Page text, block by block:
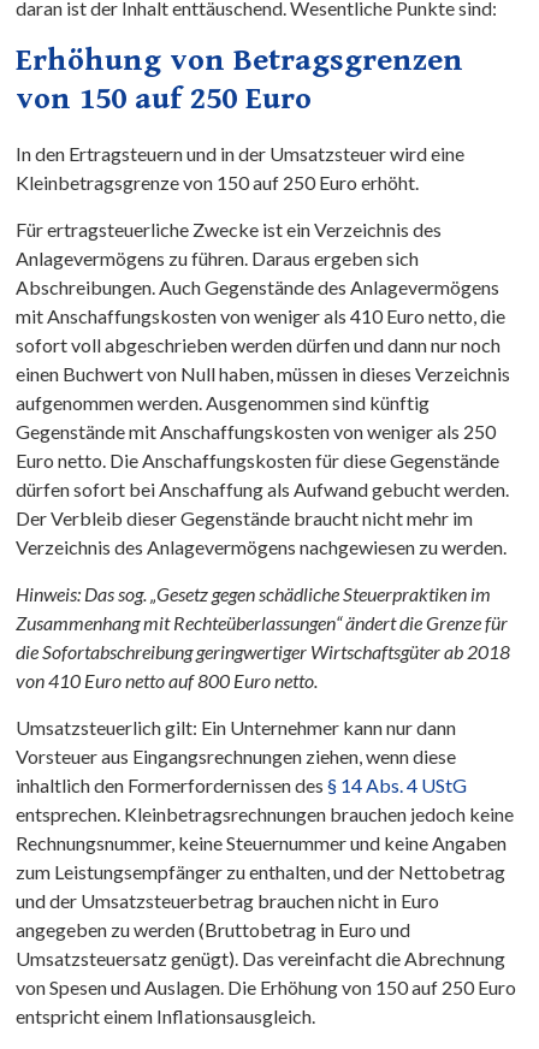
daran ist der Inhalt enttäuschend. Wesentliche Punkte sind:
Erhöhung von Betragsgrenzen
von 150 auf 250 Euro
In den Ertragsteuern und in der Umsatzsteuer wird eine
Kleinbetragsgrenze von 150 auf 250 Euro erhöht.
Für ertragsteuerliche Zwecke ist ein Verzeichnis des
Anlagevermögens zu führen. Daraus ergeben sich
Abschreibungen. Auch Gegenstände des Anlagevermögens
mit Anschaffungskosten von weniger als 410 Euro netto, die
sofort voll abgeschrieben werden dürfen und dann nur noch
einen Buchwert von Null haben, müssen in dieses Verzeichnis
aufgenommen werden. Ausgenommen sind künftig
Gegenstände mit Anschaffungskosten von weniger als 250
Euro netto. Die Anschaffungskosten für diese Gegenstände
dürfen sofort bei Anschaffung als Aufwand gebucht werden.
Der Verbleib dieser Gegenstände braucht nicht mehr im
Verzeichnis des Anlagevermögens nachgewiesen zu werden.
Hinweis: Das sog. „Gesetz gegen schädliche Steuerpraktiken im
Zusammenhang mit Rechteüberlassungen“ ändert die Grenze für
die Sofortabschreibung geringwertiger Wirtschaftsgüter ab 2018
von 410 Euro netto auf 800 Euro netto.
Umsatzsteuerlich gilt: Ein Unternehmer kann nur dann
Vorsteuer aus Eingangsrechnungen ziehen, wenn diese
inhaltlich den Formerfordernissen des§ 14 Abs. 4 UStG
entsprechen. Kleinbetragsrechnungen brauchen jedoch keine
Rechnungsnummer, keine Steuernummer und keine Angaben
zum Leistungsempfänger zu enthalten, und der Nettobetrag
und der Umsatzsteuerbetrag brauchen nicht in Euro
angegeben zu werden (Bruttobetrag in Euro und
Umsatzsteuersatz genügt). Das vereinfacht die Abrechnung
von Spesen und Auslagen. Die Erhöhung von 150 auf 250 Euro
entspricht einem Inflationsausgleich.